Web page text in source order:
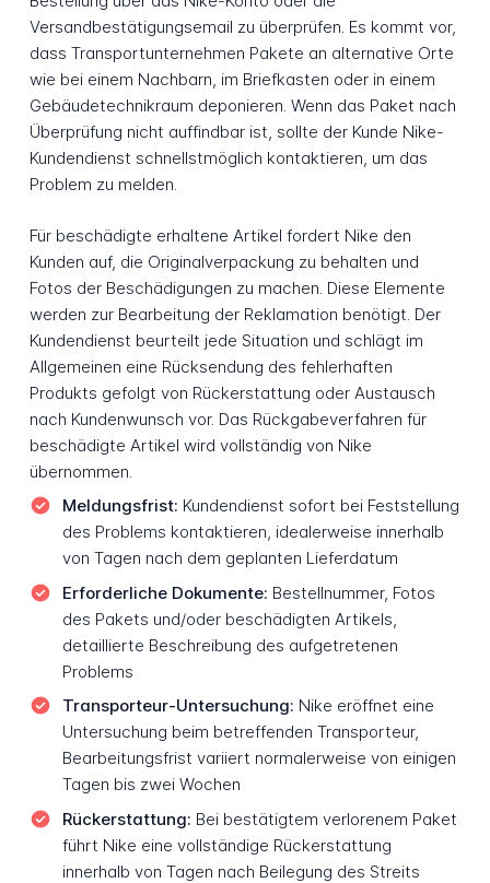
Versandbestätigungsemail zu überprüfen. Es kommt vor,
dass Transportunternehmen Pakete an alternative Orte
wie bei einem Nachbarn, im Briefkasten oder in einem
Gebäudetechnikraum deponieren. Wenn das Paket nach
Überprüfung nicht auffindbar ist, sollte der Kunde Nike-
Kundendienst schnellstmöglich kontaktieren, um das
Problem zu melden.
Für beschädigte erhaltene Artikel fordert Nike den
Kunden auf, die Originalverpackung zu behalten und
Fotos der Beschädigungen zu machen. Diese Elemente
werden zur Bearbeitung der Reklamation benötigt. Der
Kundendienst beurteilt jede Situation und schlägt im
Allgemeinen eine Rücksendung des fehlerhaften
Produkts gefolgt von Rückerstattung oder Austausch
nach Kundenwunsch vor. Das Rückgabeverfahren für
beschädigte Artikel wird vollständig von Nike
übernommen.
Meldungsfrist: Kundendienst sofort bei Feststellung
des Problems kontaktieren, idealerweise innerhalb
von Tagen nach dem geplanten Lieferdatum
Erforderliche Dokumente: Bestellnummer, Fotos
des Pakets und/oder beschädigten Artikels,
detaillierte Beschreibung des aufgetretenen
Problems
Transporteur-Untersuchung: Nike eröffnet eine
Untersuchung beim betreffenden Transporteur,
Bearbeitungsfrist variiert normalerweise von einigen
Tagen bis zwei Wochen
Rückerstattung: Bei bestätigtem verlorenem Paket
führt Nike eine vollständige Rückerstattung
innerhalb von Tagen nach Beilegung des Streits